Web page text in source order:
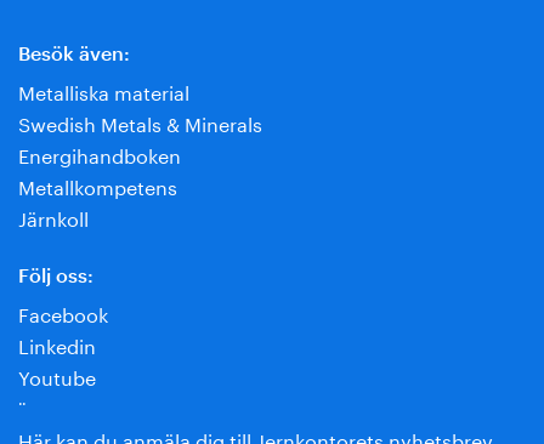
Besök även:
Metalliska material
Swedish Metals & Minerals
Energihandboken
Metallkompetens
Järnkoll
Följ oss:
Facebook
Linkedin
Youtube
¨